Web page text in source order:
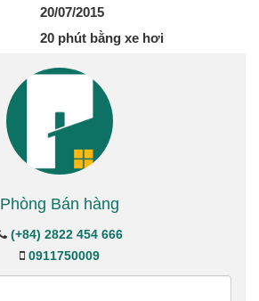
20/07/2015
20 phút bằng xe hơi
Phòng Bán hàng
(+84) 2822 454 666
0911750009